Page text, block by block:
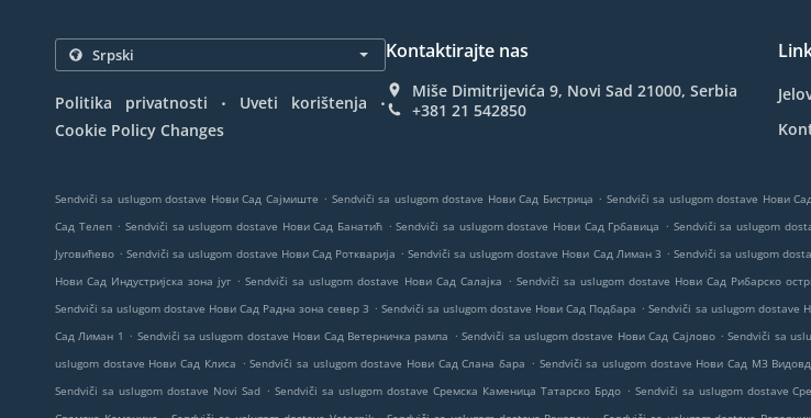
Politika privatnosti . Uveti korištenja .
Cookie Policy Changes
Kontaktirajte nas
Miše Dimitrijevića 9, Novi Sad 21000, Serbia
+381 21 542850
Sendviči sa uslugom dostave Нови Сад Сајмиште . Sendviči sa uslugom dostave Нови Сад Бистрица . Sendviči sa uslugom dostave Нови
Сад Телеп . Sendviči sa uslugom dostave Нови Сад Банатић . Sendviči sa uslugom dostave Нови Сад Грбавица . Sendviči sa uslugom
Југовићево . Sendviči sa uslugom dostave Нови Сад Роткварија . Sendviči sa uslugom dostave Нови Сад Лиман 3 . Sendviči sa uslugom
Нови Сад Индустријска зона југ . Sendviči sa uslugom dostave Нови Сад Салајка . Sendviči sa uslugom dostave Нови Сад Рибарско
Sendviči sa uslugom dostave Нови Сад Радна зона север 3 . Sendviči sa uslugom dostave Нови Сад Подбара . Sendviči sa uslugom dostave
Сад Лиман 1 . Sendviči sa uslugom dostave Нови Сад Ветерничка рампа . Sendviči sa uslugom dostave Нови Сад Сајлово . Sendviči sa
uslugom dostave Нови Сад Клиса . Sendviči sa uslugom dostave Нови Сад Слана бара . Sendviči sa uslugom dostave Нови Сад МЗ
Sendviči sa uslugom dostave Novi Sad . Sendviči sa uslugom dostave Сремска Каменица Татарско Брдо . Sendviči sa uslugom dostave